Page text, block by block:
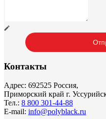
Контакты
Адрес: 692525 Россия,
Приморский край г.
Тел.: 8 800 301-44-88
E-mail: info@polyblack.ru